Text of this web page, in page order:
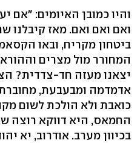
והיו כמובן האיומים: "אם
ואם ואם ואם. מאז קיבלנו
ביטחון מקריח, ובאו
המחורר מול מצרים
יצאנו מעזה חד-צדדית?
אדמדמה ומבעבעת,
כואבת ולא הולכת לשום
החמאס, היא דווקא רוצה
בכיוון מערב. אודרוב, יא